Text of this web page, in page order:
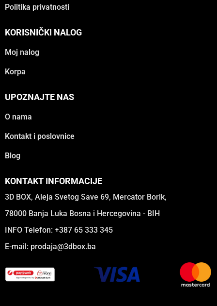
Politika privatnosti
KORISNIČKI NALOG
Moj nalog
Korpa
UPOZNAJTE NAS
O nama
Kontakt i poslovnice
Blog
KONTAKT INFORMACIJE
3D BOX, Aleja Svetog Save 69, Mercator Borik,
78000 Banja Luka Bosna i Hercegovina - BIH
INFO Telefon: +387 65 333 345
E-mail: prodaja@3dbox.ba